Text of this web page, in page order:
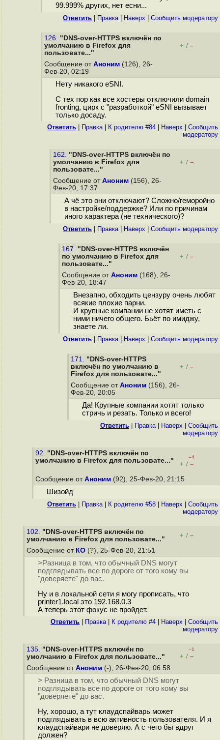
99.999% других, нет есни...
Ответить Правка| Наверх Cообщить модератору
126. "DNS-over-HTTPS включён по
умолчанию в Firefox для
пользовате..."
+ / –
Сообщение от Аноним (126), 26-
Фев-20, 02:19
Нету никакого eSNI.
С тех пор как все хостеры отключили domain
fronting, цирк с "разработкой" eSNI вызывает
только досаду.
Ответить Правка| К родителю #84 Наверх
Cообщить
модератору
162. "DNS-over-HTTPS включён по
умолчанию в Firefox для
пользовате..."
+ / –
Сообщение от Аноним (156), 26-
Фев-20, 17:37
А чё это они отключают? Сложно/геморойно
в настройке/поддержке? Или по причинам
иного характера (не технического)?
Ответить Правка| Наверх Cообщить модератору
167. "DNS-over-HTTPS включён
по умолчанию в Firefox для
пользовате..."
+ / –
Сообщение от Аноним (168), 26-
Фев-20, 18:47
Внезапно, обходить цензуру очень любят
всякие плохие парни.
И крупные компании не хотят иметь с
ними ничего общего. Бьёт по имиджу,
знаете ли.
Ответить Правка| Наверх Cообщить модератору
171. "DNS-over-HTTPS
включён по умолчанию в
Firefox для пользовате..."
+ / –
Сообщение от Аноним (156), 26-
Фев-20, 20:05
Да! Крупные компании хотят только
стричь и резать. Только и всего!
Ответить Правка| Наверх
Cообщить
модератору
92. "DNS-over-HTTPS включён по
умолчанию в Firefox для пользовате..."
–4
+ / –
Сообщение от Аноним (92), 25-Фев-20, 21:15
Шизойд
Ответить Правка| К родителю #58 Наверх
Cообщить
модератору
102. "DNS-over-HTTPS включён по
умолчанию в Firefox для пользовате..."
+ / –
Сообщение от КО (?), 25-Фев-20, 21:51
>Разница в том, что обычный DNS могут
подглядывать все по дороге от того кому вы
"доверяете" до вас.
Ну и в локальной сети я могу прописать, что
printer1.local это 192.168.0.3
А теперь этот фокус не пройдет.
Ответить Правка| К родителю #4 Наверх
Cообщить
модератору
135. "DNS-over-HTTPS включён по
умолчанию в Firefox для пользовате..."
–1
+ / –
Сообщение от Аноним (-), 26-Фев-20, 06:58
> Разница в том, что обычный DNS могут
подглядывать все по дороге от того кому вы
"доверяете" до вас.
Ну, хорошо, а тут клаудспайварь может
подглядывать в всю активность пользователя. И я
клаудспайвари не доверяю. А с чего бы вдруг
должен?